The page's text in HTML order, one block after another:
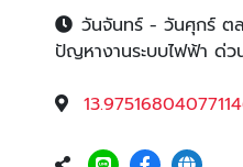
วันจันทร์ - วันศุกร์ ต
ปัญหางานระบบไฟฟ้า ด่ว